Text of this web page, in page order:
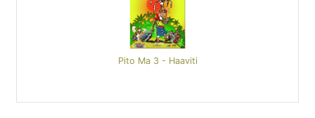
Pito Ma 3 - Haaviti